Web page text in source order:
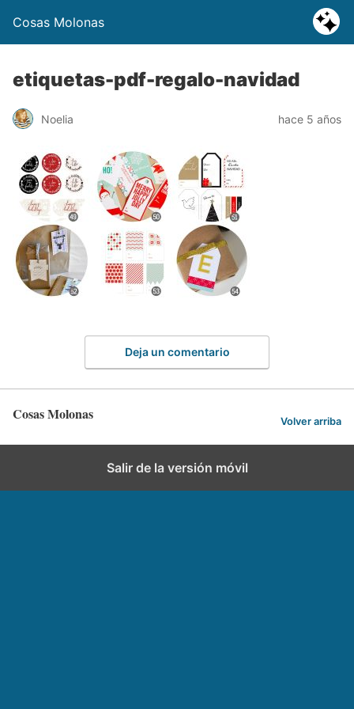
Cosas Molonas
etiquetas-pdf-regalo-navidad
Noelia hace 5 años
Deja un comentario
Cosas Molonas Volver arriba
Salir de la versión móvil